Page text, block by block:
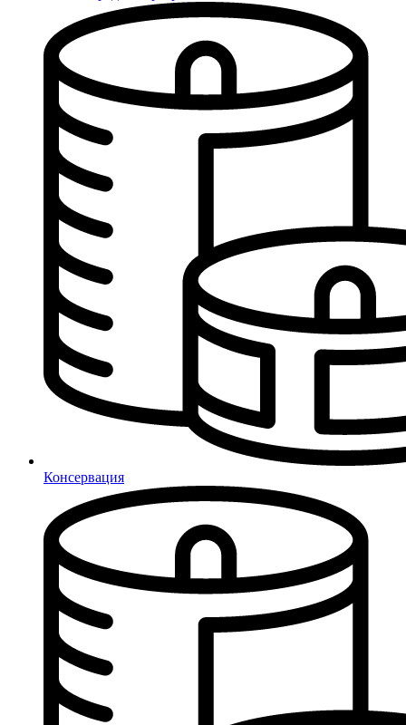
Консервация